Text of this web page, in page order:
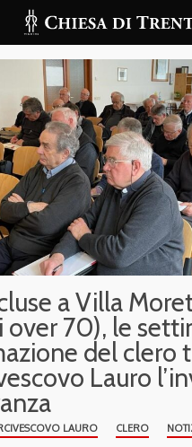
a Villa
over 70), le
del clero
Lauro
LAURO CLERO